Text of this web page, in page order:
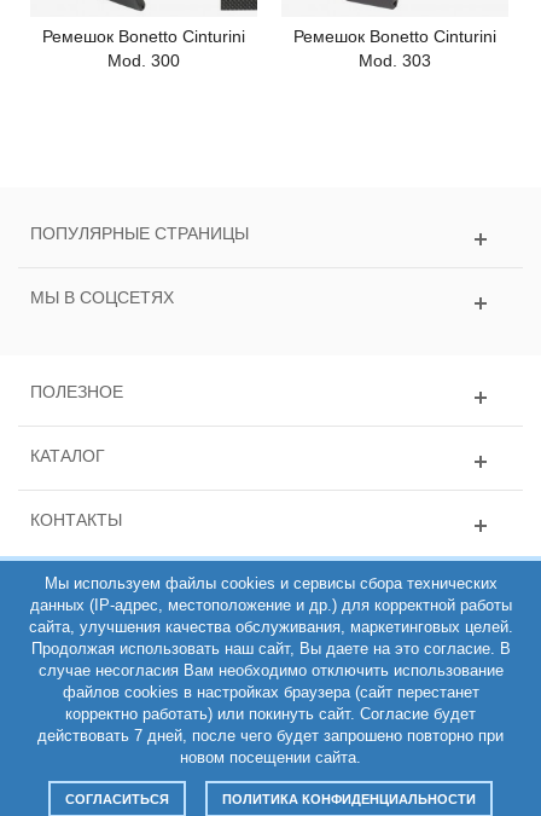
Ремешок Bonetto Cinturini
Mod. 300
Ремешок Bonetto Cinturini
Mod. 303
ПОПУЛЯРНЫЕ СТРАНИЦЫ
МЫ В СОЦСЕТЯХ
ПОЛЕЗНОЕ
КАТАЛОГ
КОНТАКТЫ
ИНН 781431135163, ОГРН 308784714100200, Интернет-магазин
РЕМЕШОП 2011-2026 (C)
Полная версия
Мы используем файлы cookies и сервисы сбора технических
данных (IP-адрес, местоположение и др.) для корректной работы
сайта, улучшения качества обслуживания, маркетинговых целей.
Продолжая использовать наш сайт, Вы даете на это согласие. В
случае несогласия Вам необходимо отключить использование
файлов cookies в настройках браузера (сайт перестанет
корректно работать) или покинуть сайт. Согласие будет
действовать 7 дней, после чего будет запрошено повторно при
новом посещении сайта.
СОГЛАСИТЬСЯ ПОЛИТИКА КОНФИДЕНЦИАЛЬНОСТИ